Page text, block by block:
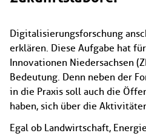
Digitalisierungsforschung
erklären. Diese Aufgabe hat
Innovationen Niedersachsen
Bedeutung. Denn neben der
in die Praxis soll auch die
haben, sich über die
Egal ob Landwirtschaft,